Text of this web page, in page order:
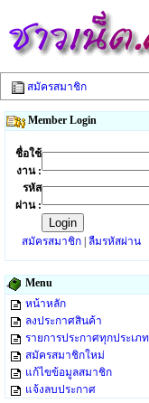
สมัครสมาชิก
Member Login
ชื่อใช้
งาน :
รหัส
ผ่าน :
สมัครสมาชิก ลืมรหัสผ่าน
Menu
หน้าหลัก
ลงประกาศสินค้า
รายการประกาศทุกประเภท
สมัครสมาชิกใหม่
แก้ไขข้อมูลสมาชิก
แจ้งลบประกาศ